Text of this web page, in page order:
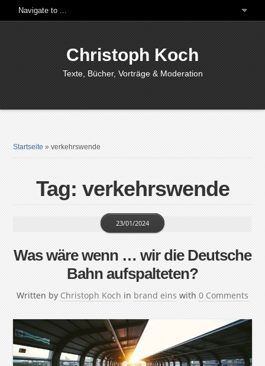
Christoph Koch
Texte, Bücher, Vorträge & Moderation
Startseite »verkehrswende
Tag: verkehrswende
Was wäre wenn … wir die Deutsche
Bahn aufspalteten?
Written by Christoph Koch
23/01/2024
in brand eins with 0 Comments